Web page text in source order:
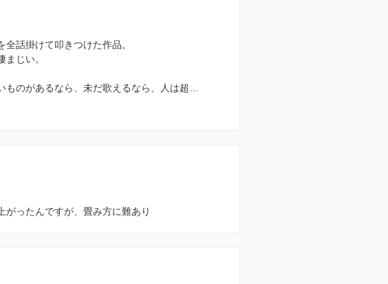
話掛けて叩きつけた作品。
じい。
のがあるなら、未だ歌えるなら、人は超…
ったんですが、畳み方に難あり